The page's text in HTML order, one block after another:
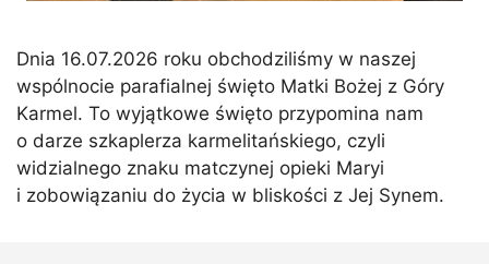
Dnia 16.07.2026 roku obchodziliśmy w naszej
wspólnocie parafialnej święto Matki Bożej z Góry
Karmel. To wyjątkowe święto przypomina nam
o darze szkaplerza karmelitańskiego, czyli
widzialnego znaku matczynej opieki Maryi
i zobowiązaniu do życia w bliskości z Jej Synem.